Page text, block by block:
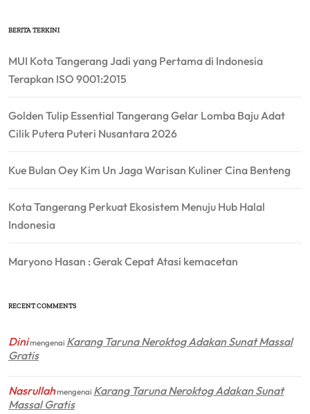
BERITA TERKINI
MUI Kota Tangerang Jadi yang Pertama di Indonesia
Terapkan ISO 9001:2015
Golden Tulip Essential Tangerang Gelar Lomba Baju Adat
Cilik Putera Puteri Nusantara 2026
Kue Bulan Oey Kim Un Jaga Warisan Kuliner Cina Benteng
Kota Tangerang Perkuat Ekosistem Menuju Hub Halal
Indonesia
Maryono Hasan : Gerak Cepat Atasi kemacetan
RECENT COMMENTS
Dinimengenai Karang Taruna Neroktog Adakan Sunat Massal
Gratis
Nasrullahmengenai Karang Taruna Neroktog Adakan Sunat
Massal Gratis